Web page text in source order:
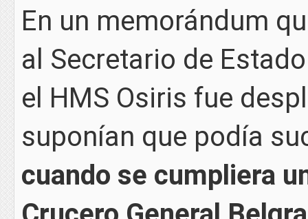
En un memorándum
al Secretario de
el HMS Osiris fue
suponían que podía
cuando se cumpliera